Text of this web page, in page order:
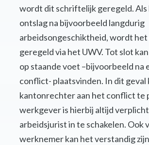
wordt dit schriftelijk geregeld. Als
ontslag na bijvoorbeeld langdurig
arbeidsongeschiktheid, wordt
geregeld via het UWV. Tot slot
op staande voet –bijvoorbeeld na
conflict- plaatsvinden. In dit geval
kantonrechter aan het conflict te
werkgever is hierbij altijd
arbeidsjurist in te schakelen. Ook
werknemer kan het verstandig